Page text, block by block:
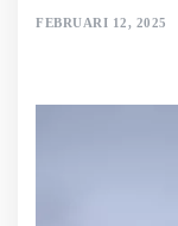
FEBRUARI 12, 2025